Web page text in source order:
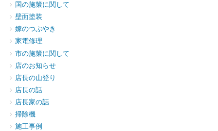
国の施策に関して
壁面塗装
嫁のつぶやき
家電修理
市の施策に関して
店のお知らせ
店長の山登り
店長の話
店長家の話
掃除機
施工事例